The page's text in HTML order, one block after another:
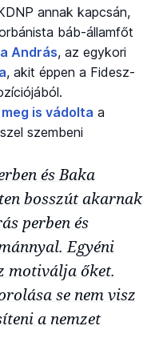
annak kapcsán,
báb-államfőt
András, az egykori
, akit éppen a Fidesz-
meg is vádolta a
szembeni
és Baka
bosszút akarnak
perben és
Egyéni
motiválja őket.
se nem visz
a nemzet